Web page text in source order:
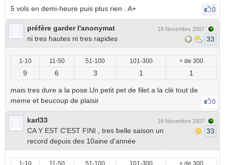
5 vols en demi-heure puis plus rien . A+ 0
préfère garder l'anonymat
ni tres hautes ni tres rapides
18 Novembre 2007
33
1-10 11-50 51-100 101-300 + de 300
9 6 3 1 1
mais tres dure a la pose.Un petit pet de filet a la clé tout de
meme et beucoup de plaisir
0
karl33
CA Y EST C'EST FINI , tres belle saison un
record depuis des 10aine d'année
18 Novembre 2007
33
1-10 11-50 51-100 101-300 + de 300